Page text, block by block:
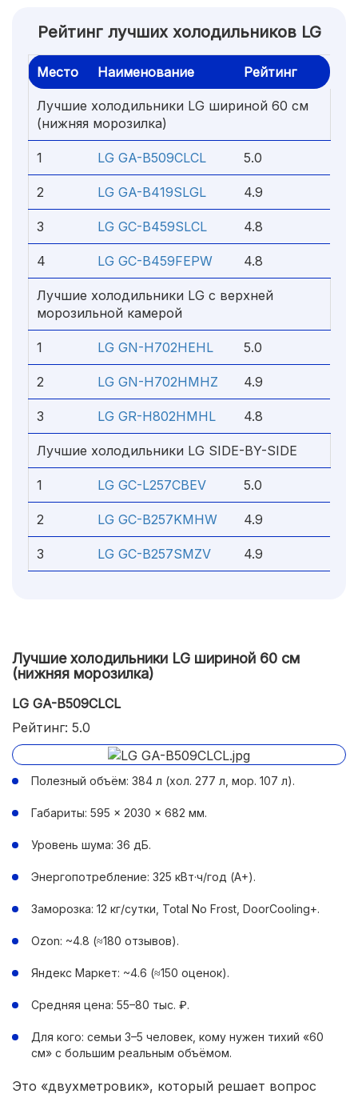
Рейтинг лучших холодильников LG
Место Наименование Рейтинг
Лучшие холодильники LG шириной 60 см
(нижняя морозилка)
1 LG GA-B509CLCL 5.0
2 LG GA-B419SLGL 4.9
3 LG GC-B459SLCL 4.8
4 LG GC-B459FEPW 4.8
Лучшие холодильники LG с верхней
морозильной камерой
1 LG GN-H702HEHL 5.0
2 LG GN-H702HMHZ 4.9
3 LG GR-H802HMHL 4.8
Лучшие холодильники LG SIDE-BY-SIDE
1 LG GC-L257CBEV 5.0
2 LG GC-B257KMHW 4.9
3 LG GC-B257SMZV 4.9
Лучшие холодильники LG шириной 60 см
(нижняя морозилка)
LG GA-B509CLCL
Рейтинг: 5.0
Полезный объём: 384 л (хол. 277 л, мор. 107 л).
Габариты: 595 × 2030 × 682 мм.
Уровень шума: 36 дБ.
Энергопотребление: 325 кВт·ч/год (A+).
Заморозка: 12 кг/сутки, Total No Frost, DoorCooling+.
Ozon: ~4.8 (≈180 отзывов).
Яндекс Маркет: ~4.6 (≈150 оценок).
Средняя цена: 55–80 тыс. ₽.
Для кого: семьи 3–5 человек, кому нужен тихий «60
см» с большим реальным объёмом.
Это «двухметровик», который решает вопрос